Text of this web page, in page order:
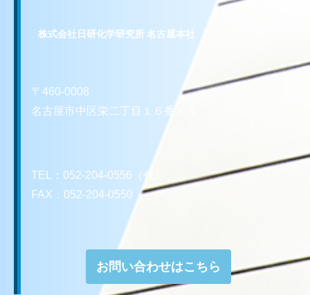
株式会社日研化学研究所 名古屋本社
〒460-0008
名古屋市中区栄二丁目１６番１号
TEL：052-204-0556（代）
FAX：052-204-0550
お問い合わせはこちら
お問い合わせはこちら